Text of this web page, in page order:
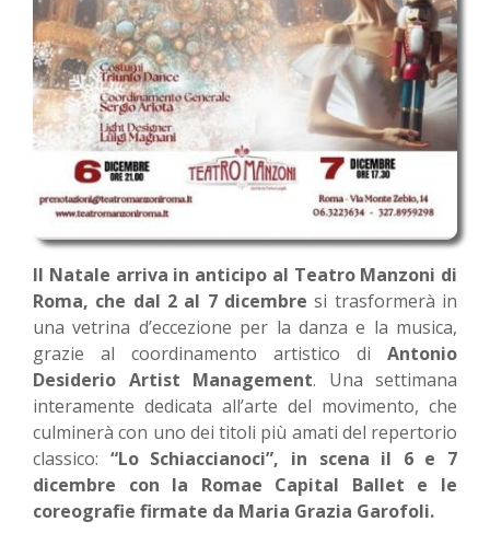
Il Natale arriva in anticipo al Teatro Manzoni di
Roma, che dal 2 al 7 dicembre si trasformerà in
una vetrina d’eccezione per la danza e la musica,
grazie al coordinamento artistico di Antonio
Desiderio Artist Management. Una settimana
interamente dedicata all’arte del movimento, che
culminerà con uno dei titoli più amati del repertorio
classico: “Lo Schiaccianoci”, in scena il 6 e 7
dicembre con la Romae Capital Ballet e le
coreografie firmate da Maria Grazia Garofoli.